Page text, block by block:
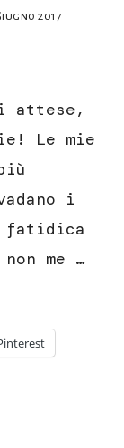
2017
attese,
Le mie
i
fatidica
me …